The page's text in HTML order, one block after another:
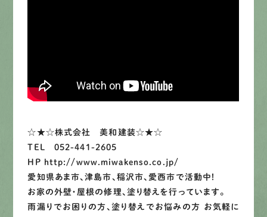
☆★☆株式会社 美和建装☆★☆
TEL 052-441-2605
HP http://www.miwakenso.co.jp/
愛知県あま市、津島市、稲沢市、愛西市で活動中！
お家の外壁・屋根の修理、塗り替えを行っています。
雨漏りでお困りの方、塗り替えでお悩みの方 お気軽に